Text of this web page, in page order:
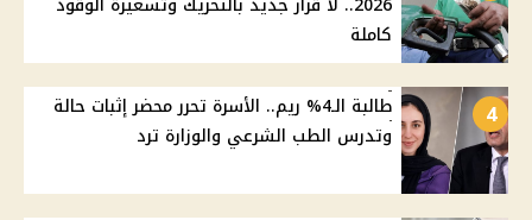
كاملة
4
طالبة الـ4% ريم.. الأسرة تحرر محضر إثبات حالة
وتدرس الطب الشرعي والوزارة ترد